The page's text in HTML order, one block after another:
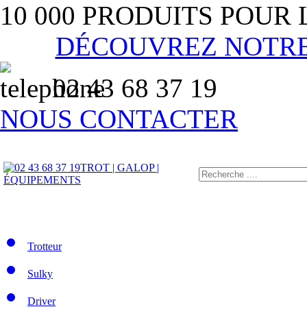
10 000 PRODUITS
DÉCOUVREZ
02 43 68 37 19
NOUS CONTACTER
TROT | GALOP |
ÉQUIPEMENTS
Trotteur
Sulky
Driver